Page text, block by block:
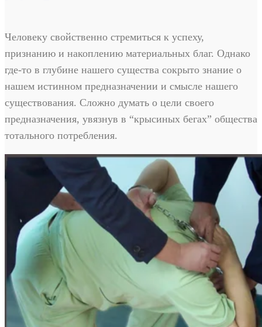
Человеку свойственно стремиться к успеху,
признанию и накоплению материальных благ. Однако
где-то в глубине нашего существа сокрыто знание о
нашем истинном предназначении и смысле нашего
существования. Сложно думать о цели своего
предназначения, увязнув в “крысиных бегах” общества
тотального потребления.